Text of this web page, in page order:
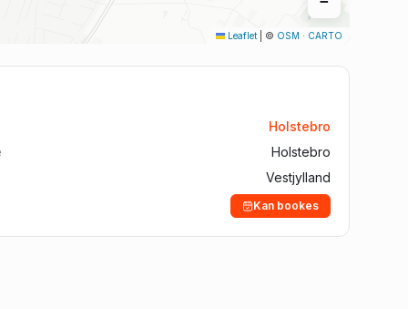
Aalborg
Vejle
Leaflet © OSM · CARTO
Holstebro
Holstebro
Vestjylland
Kan bookes